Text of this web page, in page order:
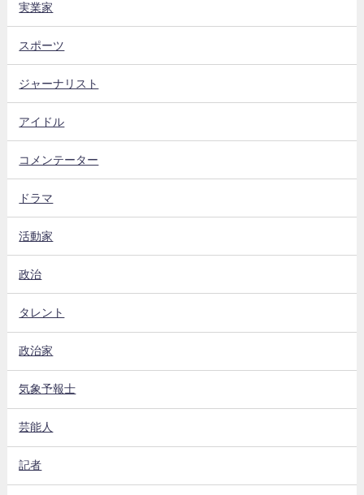
実業家
スポーツ
ジャーナリスト
アイドル
コメンテーター
ドラマ
活動家
政治
タレント
政治家
気象予報士
芸能人
記者